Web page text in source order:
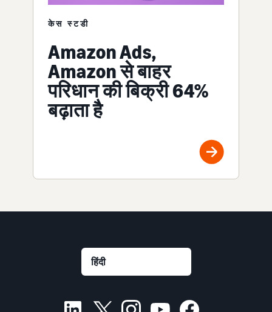
केस स्टडी
Amazon Ads,
Amazon से बाहर
परिधान की बिक्री 64%
बढ़ाता है